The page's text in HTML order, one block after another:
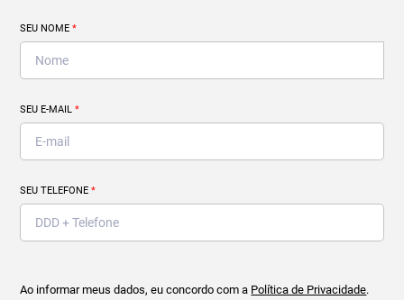
SEU NOME*
SEU E-MAIL*
SEU TELEFONE*
Ao informar meus dados, eu concordo com a Política de Privacidade.